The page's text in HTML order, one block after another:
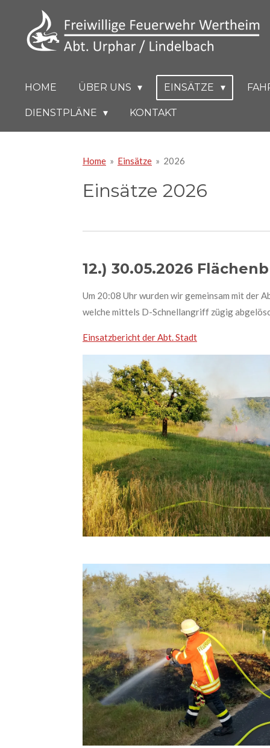
Hauptinhalt
springen
HOME ÜBER UNS EINSÄTZE
DIENSTPLÄNE KONTAKT
Home » Einsätze » 2026
Einsätze 2026
12.) 30.05.2026
Um 20:08 Uhr wurden wir gemeinsam mit der
welche mittels D-Schnellangriff zügig
Einsatzbericht der Abt. Stadt